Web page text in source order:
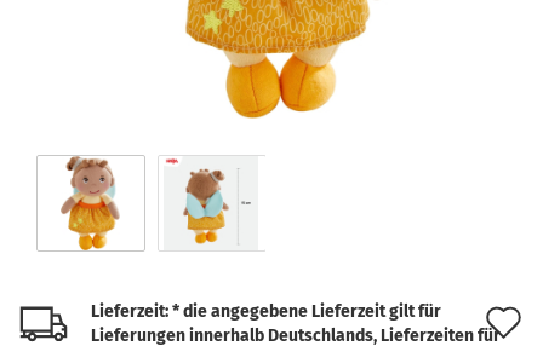
Lieferzeit: * die angegebene Lieferzeit gilt für
Lieferungen innerhalb Deutschlands, Lieferzeiten für